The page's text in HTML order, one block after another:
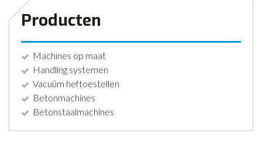
Producten
Machines op maat
Handling systemen
Vacuüm heftoestellen
Betonmachines
Betonstaalmachines